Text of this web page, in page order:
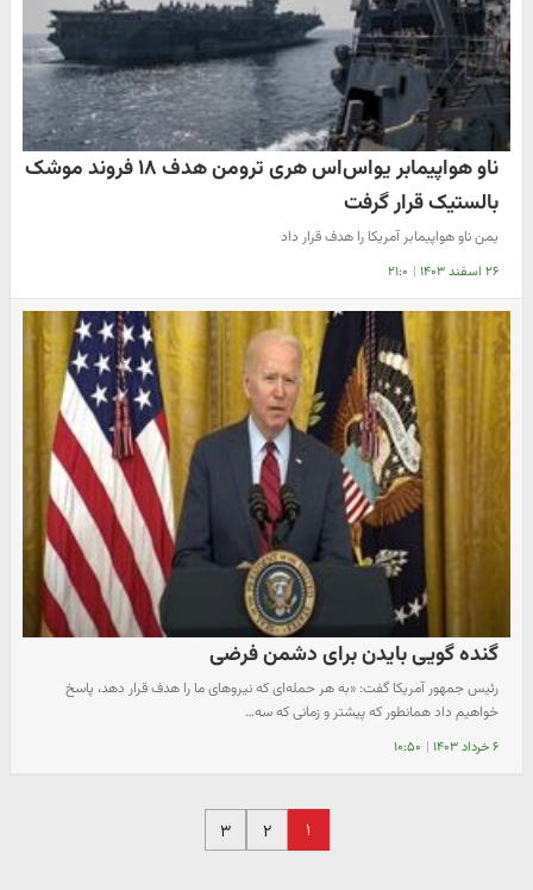
ناو هواپیمابر یواس‌اس هری ترومن هدف ۱۸ فروند موشک
بالستیک قرار گرفت
یمن ناو هواپیمابر آمریکا را هدف قرار داد
۲۶ اسفند ۱۴۰۳ | ۲۱:۰
گنده گویی بایدن برای دشمن فرضی
رئیس جمهور آمریکا گفت: «به هر حمله‌ای که نیروهای ما را هدف قرار دهد، پاسخ
خواهیم داد همانطور که پیشتر و زمانی که سه…
۶ خرداد ۱۴۰۳ | ۱۰:۵۰
۱ ۲ ۳